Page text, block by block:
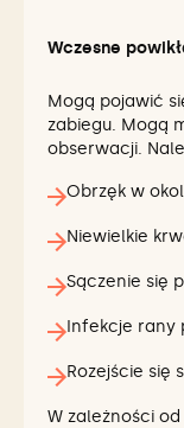
Wczesne
Mogą pojawić
zabiegu. Mogą
obserwacji.
Obrzęk w
Niewielkie
Sączenie się
Infekcje rany
Rozejście się
W zależności